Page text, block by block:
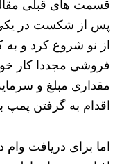
قسمت های قبلی
پس از شکست در یکی
از نو شروع کرد و
فروشی مجددا کار
مقداری مبلغ و
اقدام به گرفتن پمپ
اما برای دریافت وام